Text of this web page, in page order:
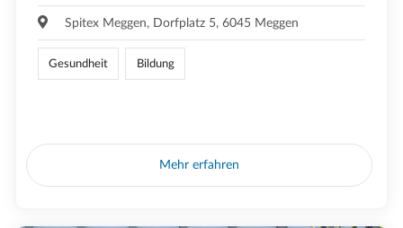
Spitex Meggen, Dorfplatz 5, 6045 Meggen
Gesundheit Bildung
Mehr erfahren